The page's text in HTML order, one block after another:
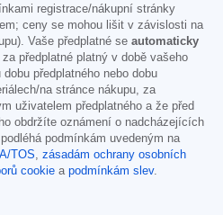
registrace/nákupní stránky
ceny se mohou lišit v závislosti na
Vaše předplatné se automaticky
předplatné platný v době vašeho
předplatného nebo dobu
na stránce nákupu, za
uživatelem předplatného a že před
obdržíte oznámení o nadcházejících
podmínkám uvedeným na
TOS
zásadám ochrany osobních
cookie a podmínkám slev.